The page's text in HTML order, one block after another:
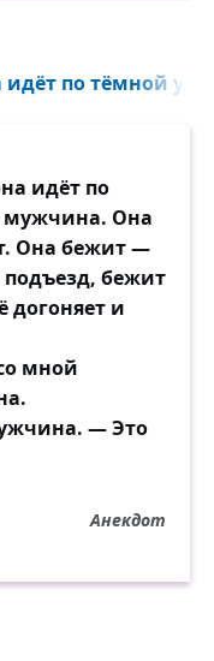
по тёмной
идёт по
мужчина. Она
Она бежит —
подъезд, бежит
догоняет и
мной
— Это
Анекдот